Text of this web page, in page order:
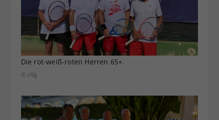
Die rot-weiß-roten Herren 65+.
© zVg